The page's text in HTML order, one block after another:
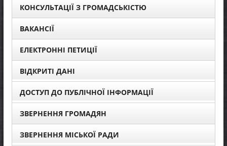
КОНСУЛЬТАЦІЇ З ГРОМАДСЬКІСТЮ
ВАКАНСІЇ
ЕЛЕКТРОННІ ПЕТИЦІЇ
ВІДКРИТІ ДАНІ
ДОСТУП ДО ПУБЛІЧНОЇ ІНФОРМАЦІЇ
ЗВЕРНЕННЯ ГРОМАДЯН
ЗВЕРНЕННЯ МІСЬКОЇ РАДИ